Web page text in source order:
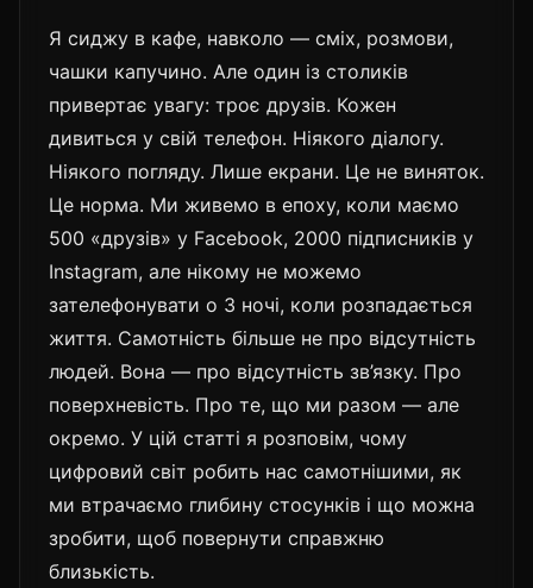
Я сиджу в кафе, навколо — сміх, розмови,
чашки капучино. Але один із столиків
привертає увагу: троє друзів. Кожен
дивиться у свій телефон. Ніякого діалогу.
Ніякого погляду. Лише екрани. Це не виняток.
Це норма. Ми живемо в епоху, коли маємо
500 «друзів» у Facebook, 2000 підписників у
Instagram, але нікому не можемо
зателефонувати о 3 ночі, коли розпадається
життя. Самотність більше не про відсутність
людей. Вона — про відсутність зв’язку. Про
поверхневість. Про те, що ми разом — але
окремо. У цій статті я розповім, чому
цифровий світ робить нас самотнішими, як
ми втрачаємо глибину стосунків і що можна
зробити, щоб повернути справжню
близькість.